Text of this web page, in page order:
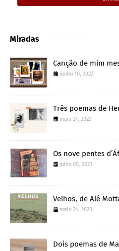
Miradas
Canção de mim
junho 10, 2022
Três poemas de
maio 27, 2022
Os nove pentes
julho 09, 2021
Velhos, de Alê
maio 24, 2020
Dois poemas de